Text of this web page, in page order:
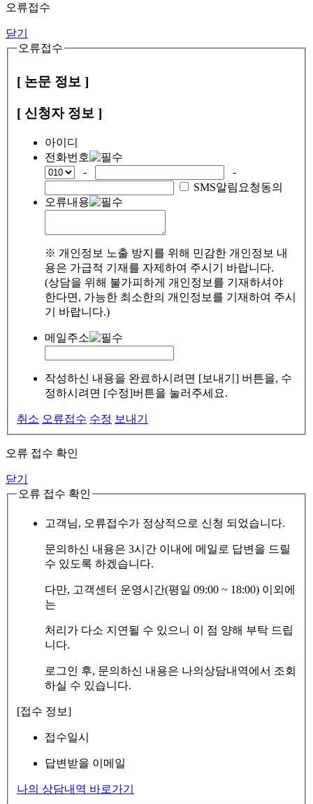
오류접수
닫기
오류접수
[ 논문 정보 ]
[ 신청자 정보 ]
아이디
전화번호
-
-
SMS알림요청동의
오류내용
※ 개인정보 노출 방지를 위해 민감한 개인정보 내
용은 가급적 기재를 자제하여 주시기 바랍니다.
(상담을 위해 불가피하게 개인정보를 기재하셔야
한다면, 가능한 최소한의 개인정보를 기재하여 주시
기 바랍니다.)
메일주소
작성하신 내용을 완료하시려면 [보내기] 버튼을, 수
정하시려면 [수정]버튼을 눌러주세요.
취소 오류접수 수정 보내기
오류 접수 확인
닫기
오류 접수 확인
고객님, 오류접수가 정상적으로 신청 되었습니다.
문의하신 내용은 3시간 이내에 메일로 답변을 드릴
수 있도록 하겠습니다.
다만, 고객센터 운영시간(평일 09:00 ~ 18:00) 이외에
는
처리가 다소 지연될 수 있으니 이 점 양해 부탁 드립
니다.
로그인 후, 문의하신 내용은 나의상담내역에서 조회
하실 수 있습니다.
[접수 정보]
접수일시
답변받을 이메일
나의 상담내역 바로가기